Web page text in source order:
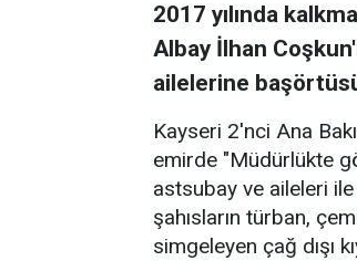
2017 yılında
Albay İlhan
ailelerine
Kayseri 2'nci Ana
emirde "Müdürlükte
astsubay ve aileleri
şahısların türban,
simgeleyen çağ dışı